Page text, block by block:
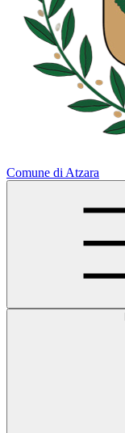
Comune di Atzara